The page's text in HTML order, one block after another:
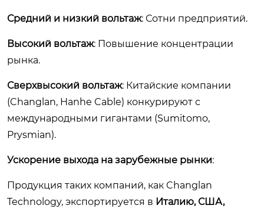
Средний и низкий вольтаж: Сотни предприятий.
Высокий вольтаж: Повышение концентрации
рынка.
Сверхвысокий вольтаж: Китайские компании
(Changlan, Hanhe Cable) конкурируют с
международными гигантами (Sumitomo,
Prysmian).
Ускорение выхода на зарубежные рынки:
Продукция таких компаний, как Changlan
Technology, экспортируется в Италию, США,